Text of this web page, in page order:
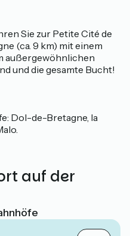
Sie zur Petite Cité de
(ca. 9 km) mit einem
außergewöhnlichen
und die gesamte Bucht!
Dol-de-Bretagne, la
auf der